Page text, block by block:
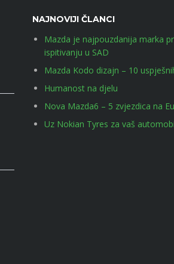
NAJNOVIJI ČLANCI
Mazda je najpouzdanija marka
ispitivanju u SAD
Mazda Kodo dizajn – 10
Humanost na djelu
Nova Mazda6 – 5 zvjezdica na
Uz Nokian Tyres za vaš